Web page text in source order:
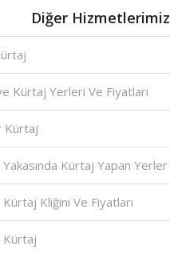
Diğer Hizmetlerimiz
Kürtaj Yerleri Ve Fiyatları
Kürtaj
Kürtaj Yapan Yerler
Kürtaj Kliğini Ve Fiyatları
Kürtaj